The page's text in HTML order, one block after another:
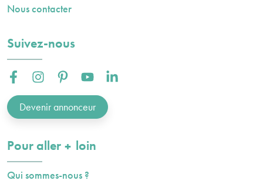
Nous contacter
Suivez-nous
Facebook :Instagram :Pinterest :Youtube :Linkedin :
Devenir annonceur
Pour aller plusloin
Qui sommes-nous ?